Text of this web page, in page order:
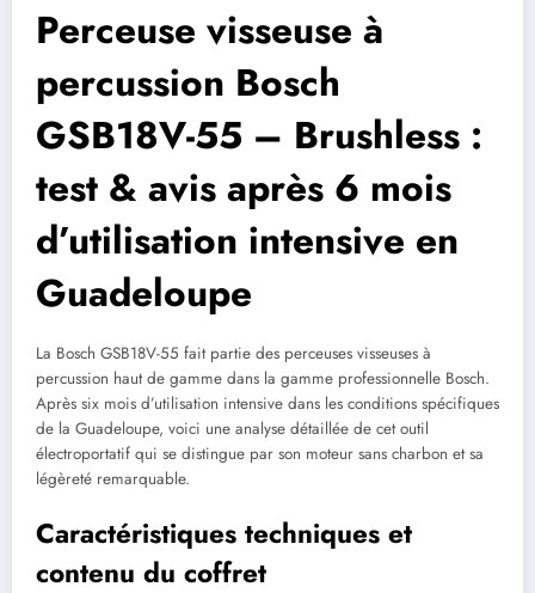
Perceuse visseuse à
percussion Bosch
GSB18V-55 – Brushless :
test & avis après 6 mois
d’utilisation intensive en
Guadeloupe
La Bosch GSB18V-55 fait partie des perceuses visseuses à
percussion haut de gamme dans la gamme professionnelle Bosch.
Après six mois d’utilisation intensive dans les conditions spécifiques
de la Guadeloupe, voici une analyse détaillée de cet outil
électroportatif qui se distingue par son moteur sans charbon et sa
légèreté remarquable.
Caractéristiques techniques et
contenu du coffret